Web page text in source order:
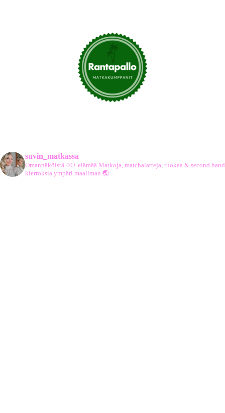
suvin_matkassa
Omannäköistä 40+ elämää Matkoja, matchalatteja, ruokaa & second hand
kierroksia ympäri maailman 🌏